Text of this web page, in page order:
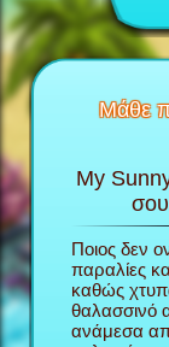
Μάθε
My
θα
My
Ποιος δεν
παραλίες
καθώς
θαλασσινό
ανάμεσα